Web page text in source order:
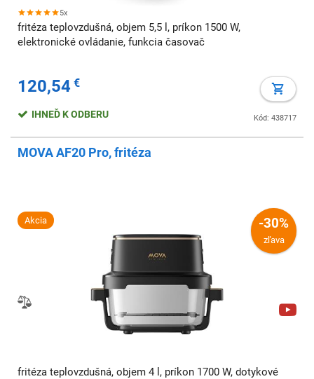
5x
fritéza teplovzdušná, objem 5,5 l, príkon 1500 W,
elektronické ovládanie, funkcia časovač
120,54 €
Kód: 438717
IHNEĎ K ODBERU
MOVA AF20 Pro, fritéza
Akcia -30%
zľava
fritéza teplovzdušná, objem 4 l, príkon 1700 W, dotykové